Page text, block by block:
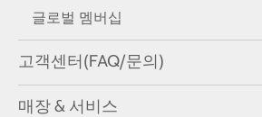
글로벌 멤버십
고객센터(FAQ/문의)
매장 & 서비스